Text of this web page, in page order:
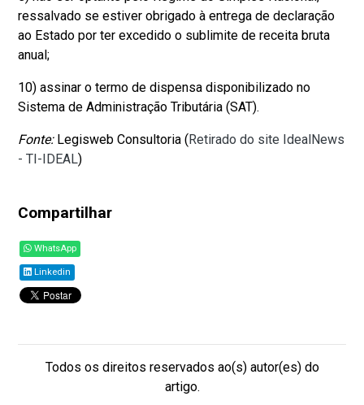
ressalvado se estiver obrigado à entrega de declaração
ao Estado por ter excedido o sublimite de receita bruta
anual;
10) assinar o termo de dispensa disponibilizado no
Sistema de Administração Tributária (SAT).
Fonte:Legisweb Consultoria (Retirado do site IdealNews
- TI-IDEAL)
Compartilhar
WhatsApp
Linkedin
Todos os direitos reservados ao(s) autor(es) do
artigo.